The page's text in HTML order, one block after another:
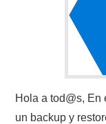
Hola a tod@s, En
un backup y